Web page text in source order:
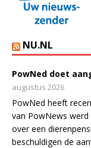
NU.NL
PowNed doet
augustus 2026
PowNed heeft
van PowNews
over een
beschuldigen de